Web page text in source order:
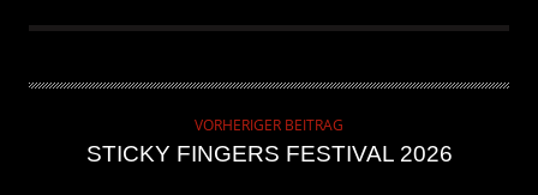
VORHERIGER BEITRAG
STICKY FINGERS FESTIVAL 2026